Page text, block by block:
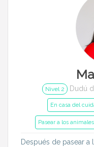
Nivel 2 Dudú
En casa del
Pasear a los animales
Después de pasear